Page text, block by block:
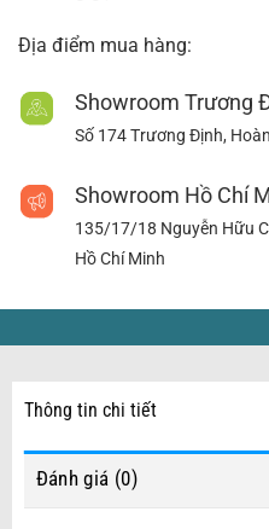
Địa điểm mua hàng:
Showroom Trương
Số 174 Trương Định,
Showroom Hồ Chí
135/17/18 Nguyễn Hữu
Hồ Chí Minh
Thông tin chi tiết
Đánh giá (0)